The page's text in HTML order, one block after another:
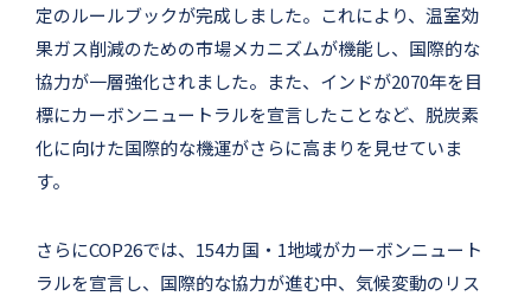
定のルールブックが完成しました。これにより、温室効
果ガス削減のための市場メカニズムが機能し、国際的な
協力が一層強化されました。また、インドが2070年を目
標にカーボンニュートラルを宣言したことなど、脱炭素
化に向けた国際的な機運がさらに高まりを見せていま
す。
さらにCOP26では、154カ国・1地域がカーボンニュート
ラルを宣言し、国際的な協力が進む中、気候変動のリス